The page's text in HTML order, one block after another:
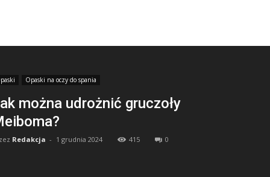
Opaski na oczy do spania
można udrożnić gruczoły
Redakcja - 1 grudnia 2024 415 0